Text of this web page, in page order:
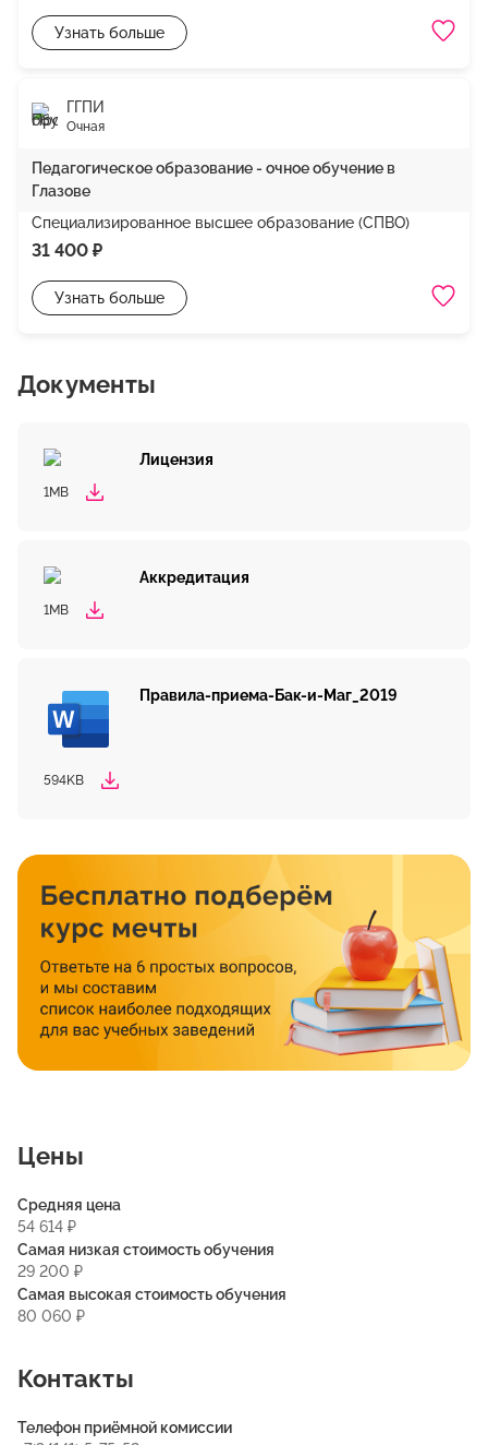
Узнать больше
ГГПИ
Очная
Педагогическое образование - очное обучение в
Глазове
Специализированное высшее образование (СПВО)
31 400 ₽
Узнать больше
Документы
Лицензия
1MB
Аккредитация
1MB
Правила-приема-Бак-и-Маг_2019
594KB
Цены
Средняя цена
54 614 ₽
Самая низкая стоимость обучения
29 200 ₽
Самая высокая стоимость обучения
80 060 ₽
Контакты
Телефон приёмной комиссии